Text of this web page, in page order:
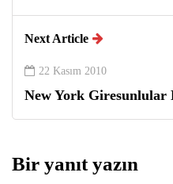
Next Article
22 Kasım 2010
New York Giresunlular
Bir yanıt yazın